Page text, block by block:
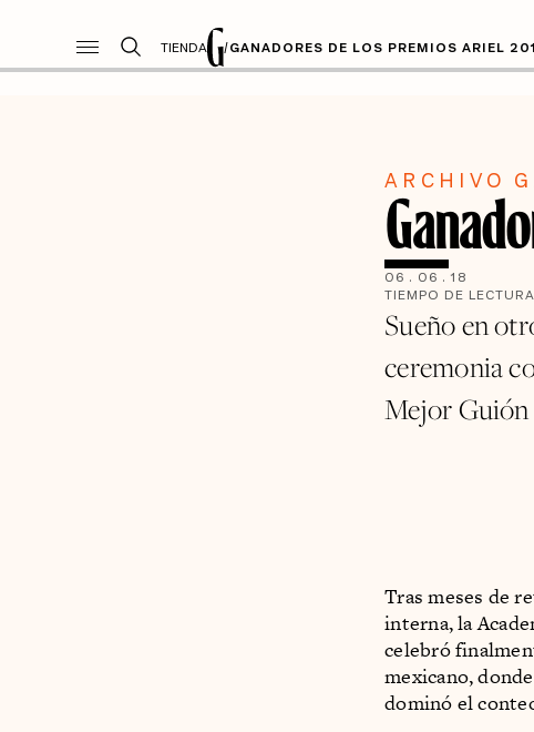
TIENDA /GANADORES DE LOS PREMIOS ARIEL
ARCHIVO
06 . 06 . 18
TIEMPO DE
Sueño en
ceremonia
Mejor
Tras meses de
interna, la
celebró
mexicano,
dominó el